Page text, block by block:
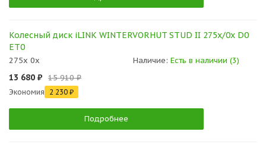
Колесный диск iLINK WINTERVORHUT STUD II 275x/0x D0
ET0
275x 0x Наличие: Есть в наличии (3)
13 680 ₽ 15 910 ₽
Экономия 2 230 ₽
Подробнее